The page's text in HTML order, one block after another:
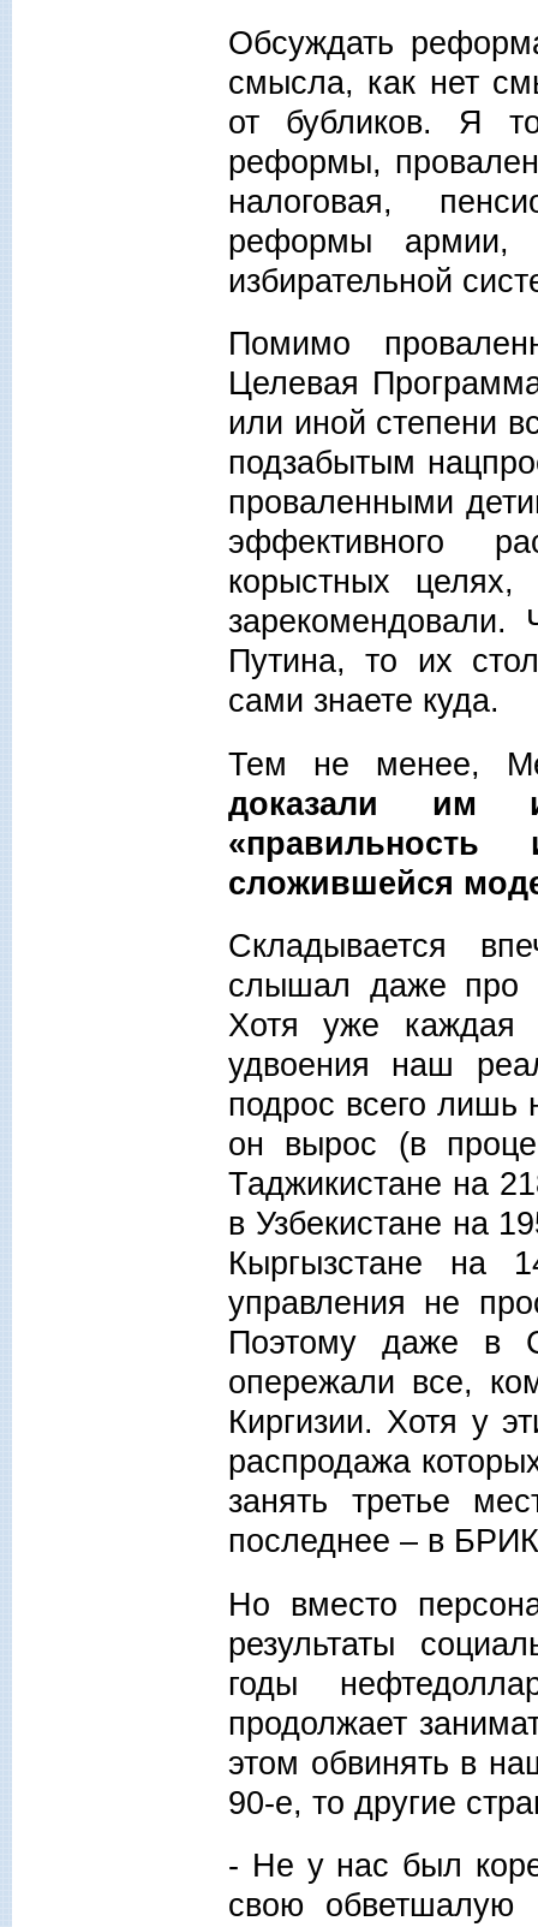
Обсуждать
смысла, как нет
от бубликов. Я
реформы,
налоговая,
реформы армии,
избирательной
Помимо
Целевая
или иной степени
подзабытым
проваленными
эффективного
корыстных
зарекомендовали.
Путина, то их
сами знаете куда.
Тем не менее,
доказали им
сложившейся
Складывается
слышал даже про
Хотя уже каждая
удвоения наш
подрос всего лишь
он вырос (в
Таджикистане на
в Узбекистане на
Кыргызстане на
управления не
Поэтому даже в
опережали все,
Киргизии. Хотя у
распродажа
занять третье
последнее – в
Но вместо
результаты
годы
продолжает
этом обвинять в
90-е, то другие
- Не у нас был
свою обветшалую